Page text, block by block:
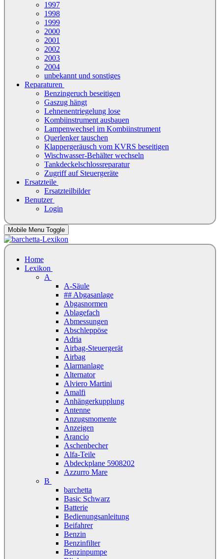
1997
1998
1999
2000
2001
2002
2003
2004
unbekannt und sonstiges
Reparaturen
Benzingeruch beseitigen
Gaszug hängt
Lehnenentriegelung lose
Kombiinstrument ausbauen
Lampenwechsel im Kombiinstrument
Querlenker tauschen
Klappergeräusch vom KVRS beseitigen
Wischwasser-Behälter wechseln
Tankdeckelschlossreparatur
Zugriff auf Steuergeräte
Ersatzteile
Ersatzteilbilder
Benutzer
Login
Mobile Menu Toggle
Home
Lexikon
A
A-Säule
## Abgasanlage
Abgasnormen
Ablagefach
Abmessungen
Abschleppöse
Adria
Airbag-Steuergerät
Airbag
Alarmanlage
Alternator
Alviero Martini
Amalfi
Anhängerkupplung
Antenne
Anzugsmomente
Anzeigen
Arancio
Aschenbecher
Alfa-Teile
Abdeckplane 5908202
Azzurro Mare
B
barchetta
Basic Schwarz
Batterie
Bedienungsanleitung
Beifahrer
Benzin
Benzinfilter
Benzinpumpe